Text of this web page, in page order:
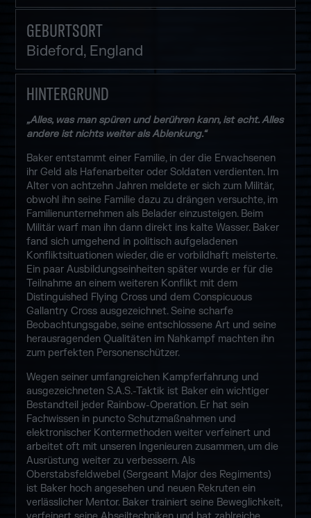
GEBURTSORT
Bideford, England
HINTERGRUND
„Alles, was man spüren und berühren kann, ist echt. Alles
andere ist nichts weiter als Ablenkung.“
Baker entstammt einer Familie, in der die Erwachsenen
ihr Geld als Hafenarbeiter oder Soldaten verdienten. Im
Alter von achtzehn Jahren meldete er sich zum Militär,
obwohl ihn seine Familie dazu zu drängen versuchte, im
Familienunternehmen als Belader einzusteigen. Beim
Militär warf man ihn dann direkt ins kalte Wasser. Baker
fand sich umgehend in politisch aufgeladenen
Konfliktsituationen wieder, die er vorbildhaft meisterte.
Ein paar Ausbildungseinheiten später wurde er für die
Teilnahme an einem weiteren Konflikt mit dem
Distinguished Flying Cross und dem Conspicuous
Gallantry Cross ausgezeichnet. Seine scharfe
Beobachtungsgabe, seine entschlossene Art und seine
herausragenden Qualitäten im Nahkampf machten ihn
zum perfekten Personenschützer.
Wegen seiner umfangreichen Kampferfahrung und
ausgezeichneten S.A.S.-Taktik ist Baker ein wichtiger
Bestandteil jeder Rainbow-Operation. Er hat sein
Fachwissen in puncto Schutzmaßnahmen und
elektronischer Kontermethoden weiter verfeinert und
arbeitet oft mit unseren Ingenieuren zusammen, um die
Ausrüstung weiter zu verbessern. Als
Oberstabsfeldwebel (Sergeant Major des Regiments)
ist Baker hoch angesehen und neuen Rekruten ein
verlässlicher Mentor. Baker trainiert seine Beweglichkeit,